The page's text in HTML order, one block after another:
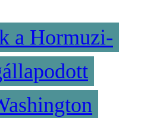
a Hormuzi-